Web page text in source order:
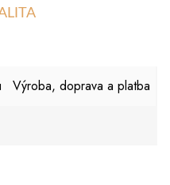
Výroba, doprava a platba